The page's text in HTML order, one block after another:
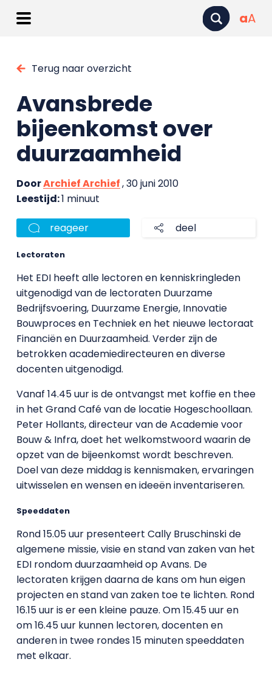
aA
Terug naar overzicht
Avansbrede
bijeenkomst over
duurzaamheid
DoorArchief Archief, 30 juni 2010
Leestijd:1 minuut
reageer deel
Lectoraten
Het EDI heeft alle lectoren en kenniskringleden
uitgenodigd van de lectoraten Duurzame
Bedrijfsvoering, Duurzame Energie, Innovatie
Bouwproces en Techniek en het nieuwe lectoraat
Financiën en Duurzaamheid. Verder zijn de
betrokken academiedirecteuren en diverse
docenten uitgenodigd.
Vanaf 14.45 uur is de ontvangst met koffie en thee
in het Grand Café van de locatie Hogeschoollaan.
Peter Hollants, directeur van de Academie voor
Bouw & Infra, doet het welkomstwoord waarin de
opzet van de bijeenkomst wordt beschreven.
Doel van deze middag is kennismaken, ervaringen
uitwisselen en wensen en ideeën inventariseren.
Speeddaten
Rond 15.05 uur presenteert Cally Bruschinski de
algemene missie, visie en stand van zaken van het
EDI rondom duurzaamheid op Avans. De
lectoraten krijgen daarna de kans om hun eigen
projecten en stand van zaken toe te lichten. Rond
16.15 uur is er een kleine pauze. Om 15.45 uur en
om 16.45 uur kunnen lectoren, docenten en
anderen in twee rondes 15 minuten speeddaten
met elkaar.